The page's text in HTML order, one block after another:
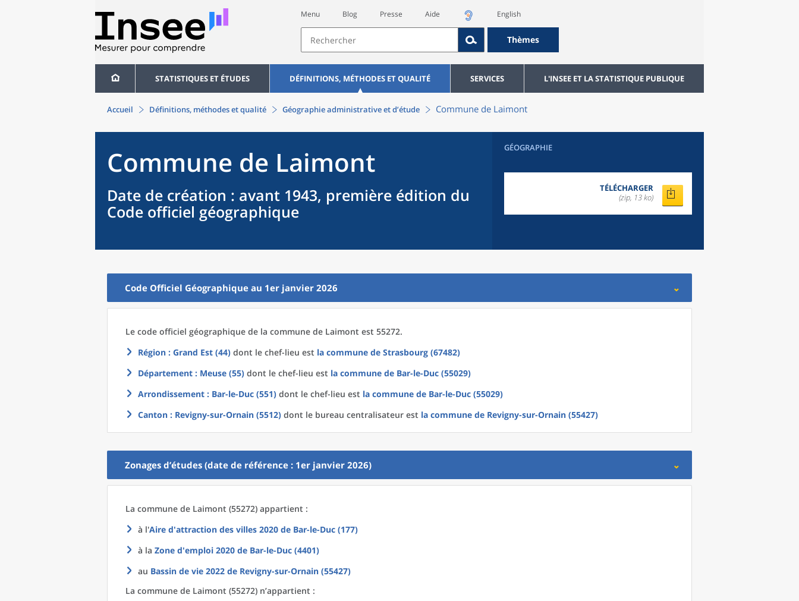
Menu Blog Presse Aide English
Thèmes
STATISTIQUES ET ÉTUDES DÉFINITIONS, MÉTHODES ET QUALITÉ SERVICES L'INSEE ET LA STATISTIQUE PUBLIQUE
Accueil Définitions, méthodes et qualité Géographie administrative et d’étude Commune de Laimont
Commune de Laimont
Date de création : avant 1943, première édition du
Code officiel géographique
GÉOGRAPHIE
TÉLÉCHARGER
(zip, 13 ko)
Code Officiel Géographique au 1er janvier 2026
Le code officiel géographique de la commune de Laimont est 55272.
Région : Grand Est (44) dont le chef-lieu est la commune de Strasbourg (67482)
Département : Meuse (55) dont le chef-lieu est la commune de Bar-le-Duc (55029)
Arrondissement : Bar-le-Duc (551) dont le chef-lieu est la commune de Bar-le-Duc (55029)
Canton : Revigny-sur-Ornain (5512) dont le bureau centralisateur est la commune de Revigny-sur-Ornain (55427)
Zonages d’études (date de référence : 1er janvier 2026)
La commune de Laimont (55272) appartient :
à l'Aire d'attraction des villes 2020 de Bar-le-Duc (177)
à la Zone d'emploi 2020 de Bar-le-Duc (4401)
au Bassin de vie 2022 de Revigny-sur-Ornain (55427)
La commune de Laimont (55272) n’appartient :